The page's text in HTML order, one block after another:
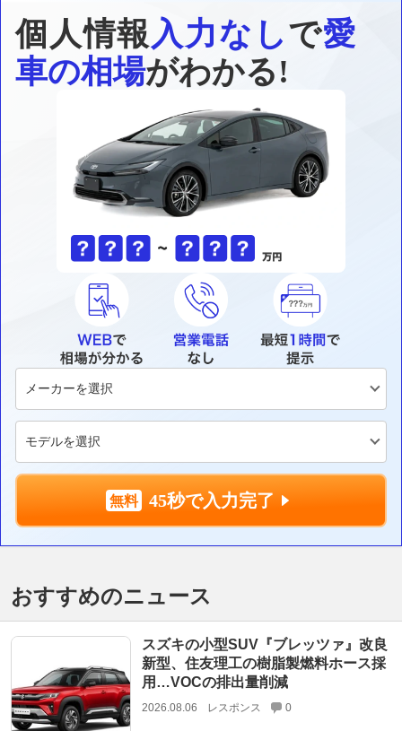
個人情報入力なしで愛
車の相場がわかる!
45秒で入力完了
おすすめのニュース
スズキの小型SUV『ブレッツァ』改良
新型、住友理工の樹脂製燃料ホース採
用…VOCの排出量削減
2026.08.06 レスポンス 0